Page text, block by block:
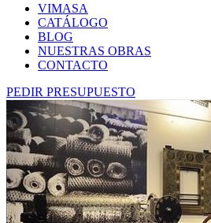
VIMASA
CATÁLOGO
BLOG
NUESTRAS OBRAS
CONTACTO
PEDIR PRESUPUESTO